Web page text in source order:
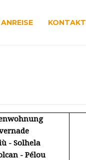
ANREISE KONTAKT
- Solhela
- Pélou